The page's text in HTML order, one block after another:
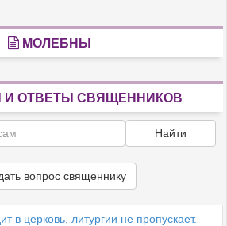
МОЛЕБНЫ
ОТВЕТЫ СВЯЩЕННИКОВ
Найти
вопрос священнику
в церковь, литургии не пропускает.